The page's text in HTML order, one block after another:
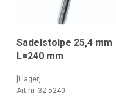
Sadelstolpe 25,4 mm
L=240 mm
[I lager]
Art nr. 32-5240